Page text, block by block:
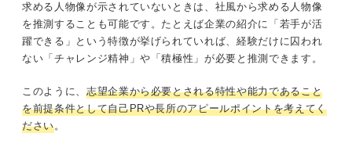
求める人物像が示されていないときは、社風から求める人物像
を推測することも可能です。たとえば企業の紹介に「若手が活
躍できる」という特徴が挙げられていれば、経験だけに囚われ
ない「チャレンジ精神」や「積極性」が必要と推測できます。
このように、 志望企業から必要とされる特性や能力であること
を前提条件として自己PRや長所のアピールポイントを考えてく
ださい。